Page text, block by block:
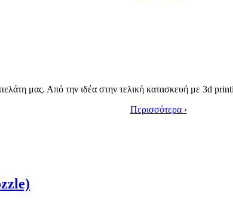
μας. Από την ιδέα στην τελική κατασκευή με 3d
Περισσότερα ›